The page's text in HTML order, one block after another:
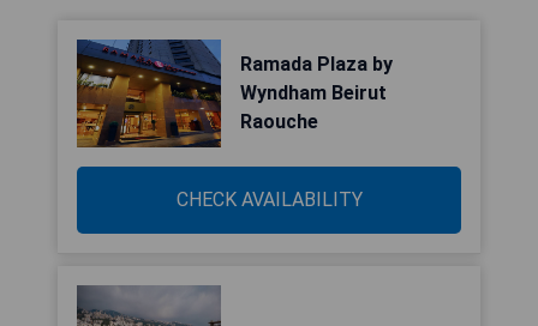
Ramada Plaza by
Wyndham Beirut
Raouche
CHECK AVAILABILITY